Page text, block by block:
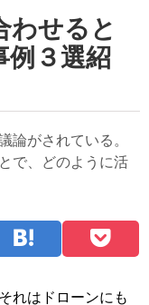
わせると
例３選紹
論がされている。
で、どのように活
れはドローンにも